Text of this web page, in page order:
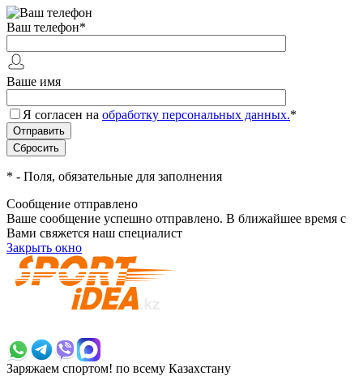
Ваш телефон*
Ваше имя
Я согласен на обработку персональных данных.*
* - Поля, обязательные для заполнения
Сообщение отправлено
Ваше сообщение успешно отправлено. В ближайшее время с
Вами свяжется наш специалист
Закрыть окно
Заряжаем спортом! по всему Казахстану